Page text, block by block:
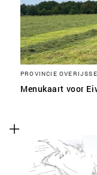
PROVINCIE
Menukaart voor